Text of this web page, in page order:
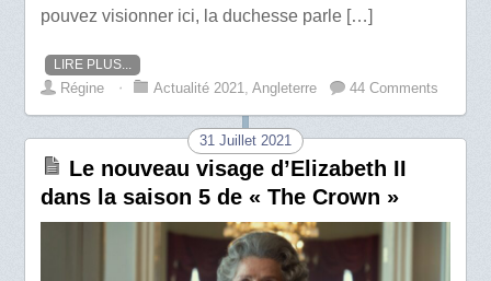
pouvez visionner ici, la duchesse parle […]
LIRE PLUS...
Régine ⋅ Actualité 2021 ,Angleterre 44 Comments
31 Juillet 2021
Le nouveau visage d’Elizabeth II
dans la saison 5 de « The Crown »